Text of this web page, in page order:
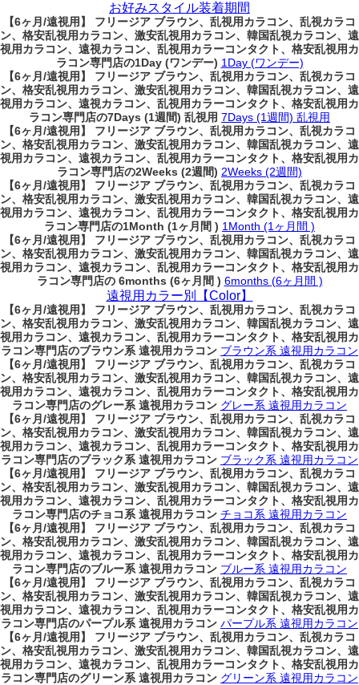
お好みスタイル装着期間
【6ヶ月/遠視用】 フリージア ブラウン、乱視用カラコン、乱視カラコ
ン、格安乱視用カラコン、激安乱視用カラコン、韓国乱視カラコン、遠
視用カラコン、遠視カラコン、乱視用カラーコンタクト、格安乱視用カ
ラコン専門店の1Day (ワンデー) 1Day (ワンデー)
【6ヶ月/遠視用】 フリージア ブラウン、乱視用カラコン、乱視カラコ
ン、格安乱視用カラコン、激安乱視用カラコン、韓国乱視カラコン、遠
視用カラコン、遠視カラコン、乱視用カラーコンタクト、格安乱視用カ
ラコン専門店の7Days (1週間) 乱視用 7Days (1週間) 乱視用
【6ヶ月/遠視用】 フリージア ブラウン、乱視用カラコン、乱視カラコ
ン、格安乱視用カラコン、激安乱視用カラコン、韓国乱視カラコン、遠
視用カラコン、遠視カラコン、乱視用カラーコンタクト、格安乱視用カ
ラコン専門店の2Weeks (2週間) 2Weeks (2週間)
【6ヶ月/遠視用】 フリージア ブラウン、乱視用カラコン、乱視カラコ
ン、格安乱視用カラコン、激安乱視用カラコン、韓国乱視カラコン、遠
視用カラコン、遠視カラコン、乱視用カラーコンタクト、格安乱視用カ
ラコン専門店の1Month (1ヶ月間 ) 1Month (1ヶ月間 )
【6ヶ月/遠視用】 フリージア ブラウン、乱視用カラコン、乱視カラコ
ン、格安乱視用カラコン、激安乱視用カラコン、韓国乱視カラコン、遠
視用カラコン、遠視カラコン、乱視用カラーコンタクト、格安乱視用カ
ラコン専門店の 6months (6ヶ月間 ) 6months (6ヶ月間 )
遠視用カラー別【Color】
【6ヶ月/遠視用】 フリージア ブラウン、乱視用カラコン、乱視カラコ
ン、格安乱視用カラコン、激安乱視用カラコン、韓国乱視カラコン、遠
視用カラコン、遠視カラコン、乱視用カラーコンタクト、格安乱視用カ
ラコン専門店のブラウン系 遠視用カラコン ブラウン系 遠視用カラコン
【6ヶ月/遠視用】 フリージア ブラウン、乱視用カラコン、乱視カラコ
ン、格安乱視用カラコン、激安乱視用カラコン、韓国乱視カラコン、遠
視用カラコン、遠視カラコン、乱視用カラーコンタクト、格安乱視用カ
ラコン専門店のグレー系 遠視用カラコン グレー系 遠視用カラコン
【6ヶ月/遠視用】 フリージア ブラウン、乱視用カラコン、乱視カラコ
ン、格安乱視用カラコン、激安乱視用カラコン、韓国乱視カラコン、遠
視用カラコン、遠視カラコン、乱視用カラーコンタクト、格安乱視用カ
ラコン専門店のブラック系 遠視用カラコン ブラック系 遠視用カラコン
【6ヶ月/遠視用】 フリージア ブラウン、乱視用カラコン、乱視カラコ
ン、格安乱視用カラコン、激安乱視用カラコン、韓国乱視カラコン、遠
視用カラコン、遠視カラコン、乱視用カラーコンタクト、格安乱視用カ
ラコン専門店のチョコ系 遠視用カラコン チョコ系 遠視用カラコン
【6ヶ月/遠視用】 フリージア ブラウン、乱視用カラコン、乱視カラコ
ン、格安乱視用カラコン、激安乱視用カラコン、韓国乱視カラコン、遠
視用カラコン、遠視カラコン、乱視用カラーコンタクト、格安乱視用カ
ラコン専門店のブルー系 遠視用カラコン ブルー系 遠視用カラコン
【6ヶ月/遠視用】 フリージア ブラウン、乱視用カラコン、乱視カラコ
ン、格安乱視用カラコン、激安乱視用カラコン、韓国乱視カラコン、遠
視用カラコン、遠視カラコン、乱視用カラーコンタクト、格安乱視用カ
ラコン専門店のパープル系 遠視用カラコン パープル系 遠視用カラコン
【6ヶ月/遠視用】 フリージア ブラウン、乱視用カラコン、乱視カラコ
ン、格安乱視用カラコン、激安乱視用カラコン、韓国乱視カラコン、遠
視用カラコン、遠視カラコン、乱視用カラーコンタクト、格安乱視用カ
ラコン専門店のグリーン系 遠視用カラコン グリーン系 遠視用カラコン